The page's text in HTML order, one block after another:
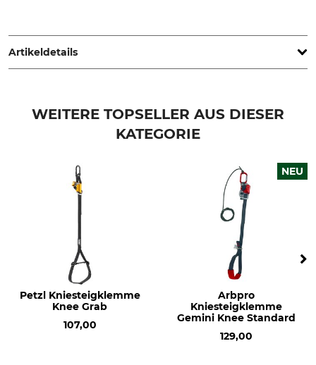
www.grube.de
Artikeldetails
Gewicht
WEITERE TOPSELLER AUS DIESER
KATEGORIE
Petzl Kniesteigklemme
Knee Grab
107,00
NEU
Arbpro
Kniesteigklemme
Gemini Knee Standard
129,00